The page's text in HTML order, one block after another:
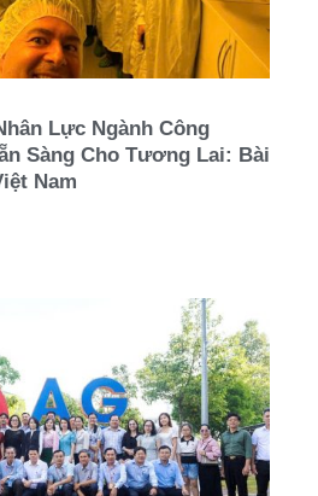
Lực Ngành Công
Sàng Cho Tương Lai: Bài
Nam